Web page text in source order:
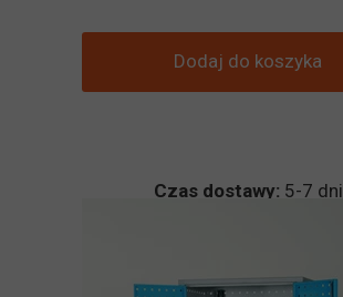
Dodaj do koszyka
Czas dostawy: 5-7 dni